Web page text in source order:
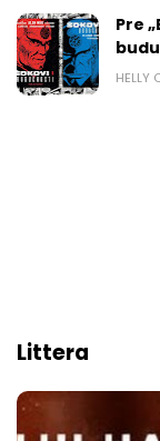
Pre
HELLY
Littera